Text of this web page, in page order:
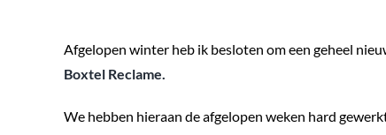
Afgelopen winter heb ik besloten om een geheel
Boxtel Reclame.
We hebben hieraan de afgelopen weken hard